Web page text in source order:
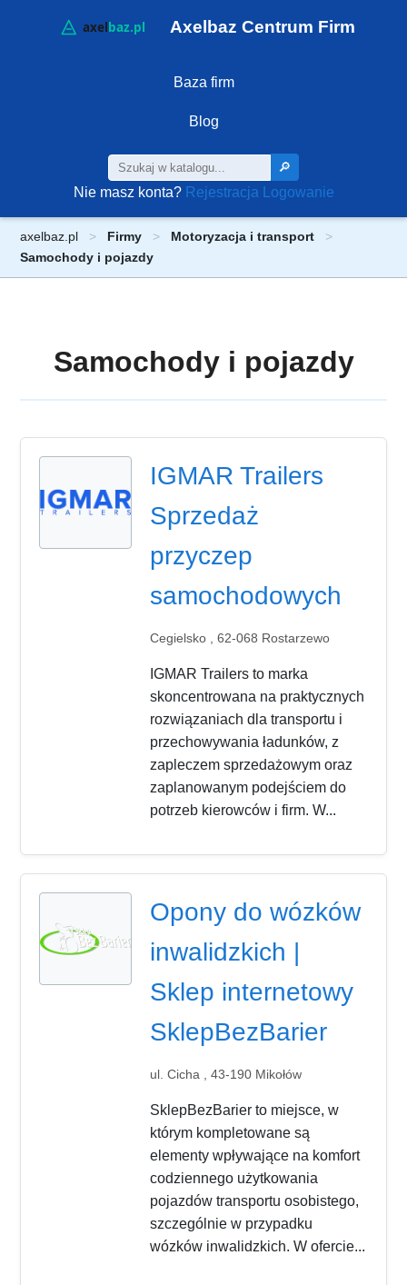
Axelbaz Centrum Firm
Baza firm
Blog
🔎
Nie masz konta? Rejestracja Logowanie
axelbaz.pl Firmy
Motoryzacja i transport
Samochody i pojazdy
Samochody i pojazdy
IGMAR Trailers
Sprzedaż
przyczep
samochodowych
Cegielsko , 62-068 Rostarzewo
IGMAR Trailers to marka
skoncentrowana na praktycznych
rozwiązaniach dla transportu i
przechowywania ładunków, z
zapleczem sprzedażowym oraz
zaplanowanym podejściem do
potrzeb kierowców i firm. W...
Opony do wózków
inwalidzkich |
Sklep internetowy
SklepBezBarier
ul. Cicha , 43-190 Mikołów
SklepBezBarier to miejsce, w
którym kompletowane są
elementy wpływające na komfort
codziennego użytkowania
pojazdów transportu osobistego,
szczególnie w przypadku
wózków inwalidzkich. W ofercie...